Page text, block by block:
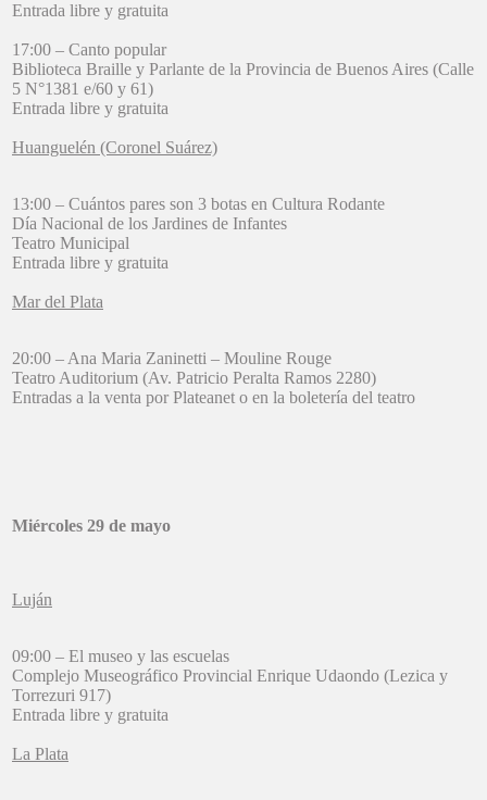
Entrada libre y gratuita
17:00 – Canto popular
Biblioteca Braille y Parlante de la Provincia de Buenos Aires (Calle
5 N°1381 e/60 y 61)
Entrada libre y gratuita
Huanguelén (Coronel Suárez)
13:00 – Cuántos pares son 3 botas en Cultura Rodante
Día Nacional de los Jardines de Infantes
Teatro Municipal
Entrada libre y gratuita
Mar del Plata
20:00 – Ana Maria Zaninetti – Mouline Rouge
Teatro Auditorium (Av. Patricio Peralta Ramos 2280)
Entradas a la venta por Plateanet o en la boletería del teatro
Miércoles 29 de mayo
Luján
09:00 – El museo y las escuelas
Complejo Museográfico Provincial Enrique Udaondo (Lezica y
Torrezuri 917)
Entrada libre y gratuita
La Plata